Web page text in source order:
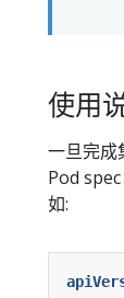
使用
一旦完成
Pod
如: